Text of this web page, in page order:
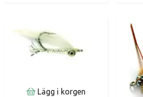
Lägg i korgen